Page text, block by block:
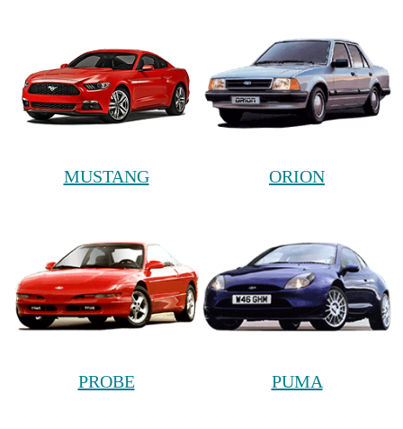
MUSTANG ORION
PROBE PUMA